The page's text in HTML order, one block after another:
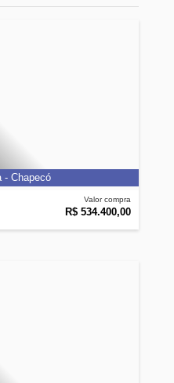
Valor compra
R$ 534.400,00
- Chapecó